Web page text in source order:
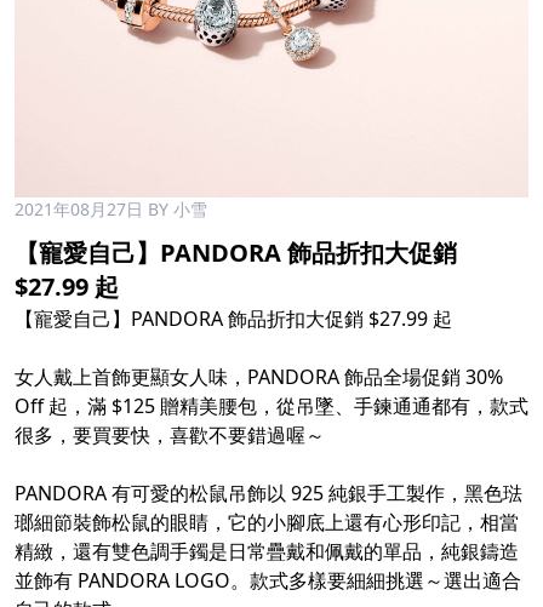
2021年08月27日 BY 小雪
【寵愛自己】PANDORA 飾品折扣大促銷
$27.99 起​
【寵愛自己】PANDORA 飾品折扣大促銷 $27.99 起​
女人戴上首飾更顯女人味，PANDORA 飾品全場促銷 30%
Off 起，滿 $125 贈精美腰包，從吊墜、手鍊通通都有，款式
很多，要買要快，喜歡不要錯過喔～​
PANDORA 有可愛的松鼠吊飾以 925 純銀手工製作，黑色琺
瑯細節裝飾松鼠的眼睛，它的小腳底上還有心形印記，相當
精緻，還有雙色調手鐲是日常疊戴和佩戴的單品，純銀鑄造
並飾有 PANDORA LOGO。款式多樣要細細挑選～選出適合